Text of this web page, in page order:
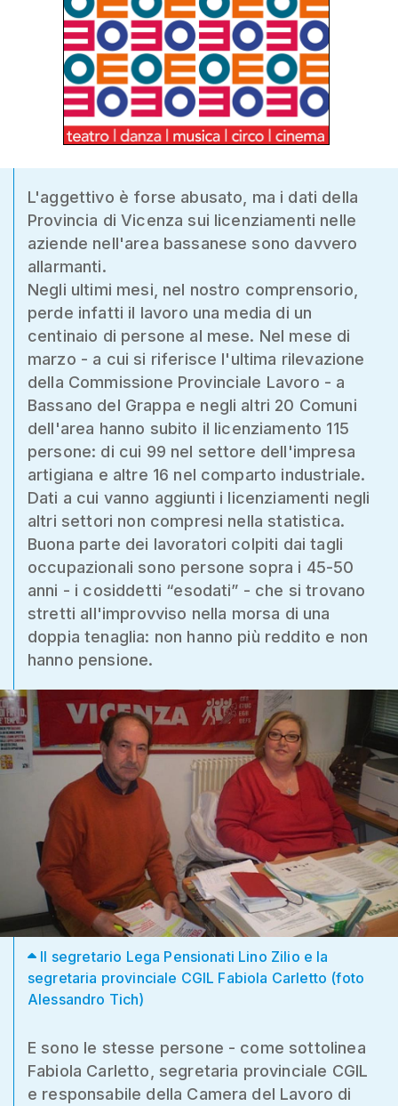
L'aggettivo è forse abusato, ma i dati della
Provincia di Vicenza sui licenziamenti nelle
aziende nell'area bassanese sono davvero
allarmanti.
Negli ultimi mesi, nel nostro comprensorio,
perde infatti il lavoro una media di un
centinaio di persone al mese. Nel mese di
marzo - a cui si riferisce l'ultima rilevazione
della Commissione Provinciale Lavoro - a
Bassano del Grappa e negli altri 20 Comuni
dell'area hanno subito il licenziamento 115
persone: di cui 99 nel settore dell'impresa
artigiana e altre 16 nel comparto industriale.
Dati a cui vanno aggiunti i licenziamenti negli
altri settori non compresi nella statistica.
Buona parte dei lavoratori colpiti dai tagli
occupazionali sono persone sopra i 45-50
anni - i cosiddetti “esodati” - che si trovano
stretti all'improvviso nella morsa di una
doppia tenaglia: non hanno più reddito e non
hanno pensione.
Il segretario Lega Pensionati Lino Zilio e la
segretaria provinciale CGIL Fabiola Carletto (foto
Alessandro Tich)
E sono le stesse persone - come sottolinea
Fabiola Carletto, segretaria provinciale CGIL
e responsabile della Camera del Lavoro di